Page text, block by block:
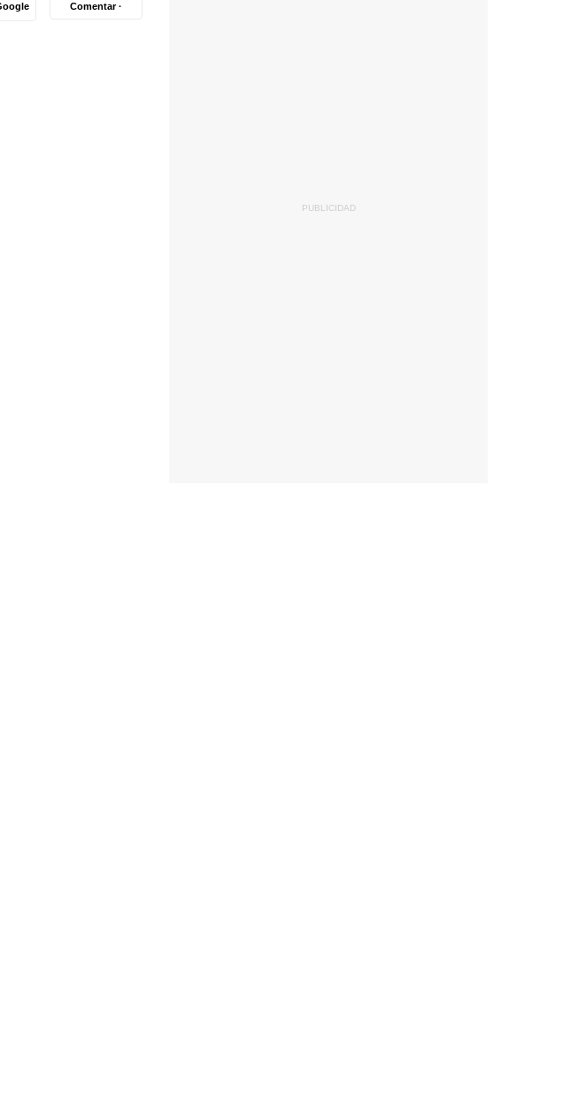
Comentar ·